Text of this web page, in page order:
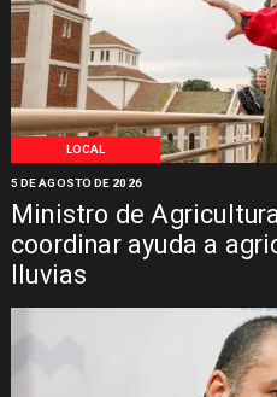
LOCAL
Ministro de
coordinar ayuda a
lluvias
5 DE AGOSTO DE 2026